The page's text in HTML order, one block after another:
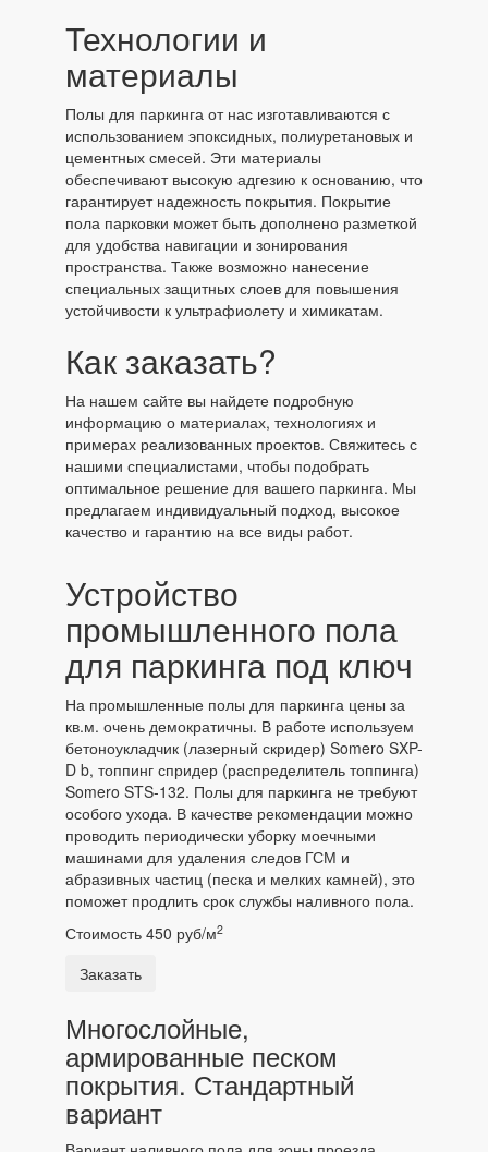
Технологии и
материалы
Полы для паркинга от нас изготавливаются с
использованием эпоксидных, полиуретановых и
цементных смесей. Эти материалы
обеспечивают высокую адгезию к основанию, что
гарантирует надежность покрытия. Покрытие
пола парковки может быть дополнено разметкой
для удобства навигации и зонирования
пространства. Также возможно нанесение
специальных защитных слоев для повышения
устойчивости к ультрафиолету и химикатам.
Как заказать?
На нашем сайте вы найдете подробную
информацию о материалах, технологиях и
примерах реализованных проектов. Свяжитесь с
нашими специалистами, чтобы подобрать
оптимальное решение для вашего паркинга. Мы
предлагаем индивидуальный подход, высокое
качество и гарантию на все виды работ.
Устройство
промышленного пола
для паркинга под ключ
На промышленные полы для паркинга цены за
кв.м. очень демократичны. В работе используем
бетоноукладчик (лазерный скридер) Somero SXP-
D b, топпинг спридер (распределитель топпинга)
Somero STS-132. Полы для паркинга не требуют
особого ухода. В качестве рекомендации можно
проводить периодически уборку моечными
машинами для удаления следов ГСМ и
абразивных частиц (песка и мелких камней), это
поможет продлить срок службы наливного пола.
Стоимость 450 руб/м2
Заказать
Многослойные,
армированные песком
покрытия. Стандартный
вариант